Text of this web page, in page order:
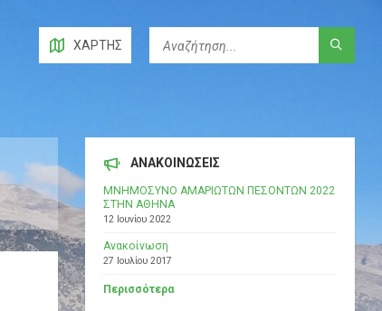
ΧΆΡΤΗΣ
ΑΝΑΚΟΙΝΩΣΕΙΣ
ΜΝΗΜΟΣΥΝΟ ΑΜΑΡΙΩΤΩΝ ΠΕΣΟΝΤΩΝ 2022
ΣΤΗΝ ΑΘΗΝΑ
12 Ιουνίου 2022
Ανακοίνωση
27 Ιουλίου 2017
Περισσότερα